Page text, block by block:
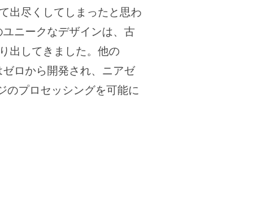
出尽くしてしまったと思わ
ニークなデザインは、古
出してきました。他の
ロから開発され、ニアゼ
のプロセッシングを可能に